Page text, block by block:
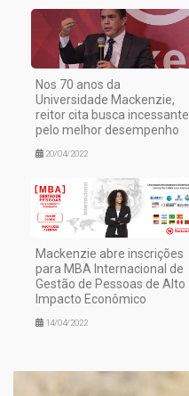
Nos 70 anos da
Universidade Mackenzie,
reitor cita busca incessante
pelo melhor desempenho
20/04/2022
Mackenzie abre inscrições
para MBA Internacional de
Gestão de Pessoas de Alto
Impacto Econômico
14/04/2022